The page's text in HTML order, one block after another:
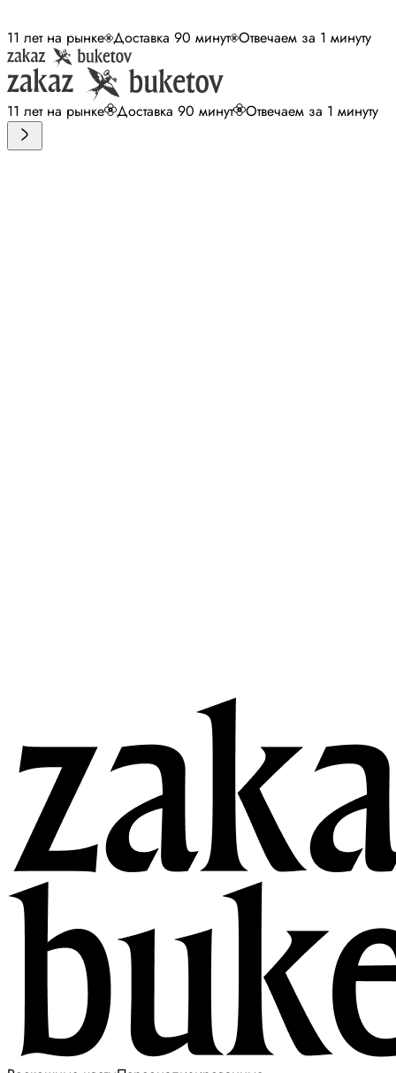
11 лет на рынке Доставка 90 минут Отвечаем за 1 минуту
11 лет на рынке Доставка 90 минут Отвечаем за 1 минуту